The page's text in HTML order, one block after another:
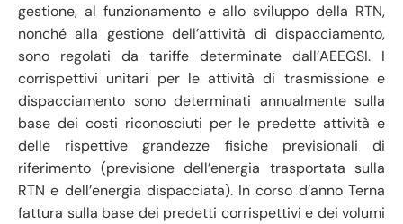
gestione, al funzionamento e allo sviluppo della RTN,
nonché alla gestione dell’attività di dispacciamento,
sono regolati da tariffe determinate dall’AEEGSI. I
corrispettivi unitari per le attività di trasmissione e
dispacciamento sono determinati annualmente sulla
base dei costi riconosciuti per le predette attività e
delle rispettive grandezze fisiche previsionali di
riferimento (previsione dell’energia trasportata sulla
RTN e dell’energia dispacciata). In corso d’anno Terna
fattura sulla base dei predetti corrispettivi e dei volumi